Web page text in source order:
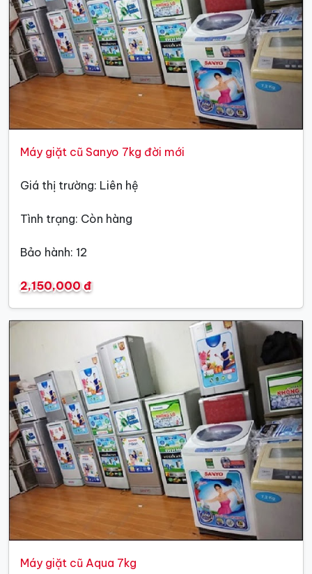
Máy giặt cũ Sanyo 7kg đời mới
Giá thị trường: Liên hệ
Tình trạng: Còn hàng
Bảo hành: 12
2,150,000 đ
Máy giặt cũ Aqua 7kg